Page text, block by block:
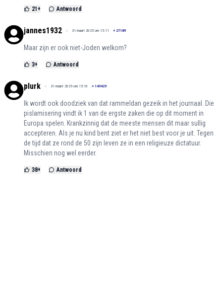
21+ Antwoord
jannes1932 31 maart 2025 om 15:11 + 27189
Maar zijn er ook niet-Joden welkom?
3+ Antwoord
plurk 31 maart 2025 om 15:10 + 149429
Ik wordt ook doodziek van dat rammeldan gezeik in het journaal. Die
pislamisering vindt ik 1 van de ergste zaken die op dit moment in
Europa spelen. Krankzinnig dat de meeste mensen dit maar sullig
accepteren. Als je nu kind bent ziet er het niet best voor je uit. Tegen
de tijd dat ze rond de 50 zijn leven ze in een religieuze dictatuur.
Misschien nog wel eerder.
38+ Antwoord